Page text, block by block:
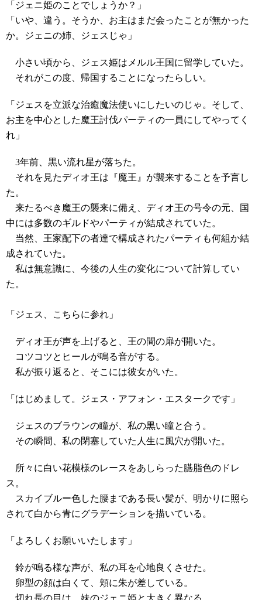
「ジェニ姫のことでしょうか？」
「いや、違う。そうか、お主はまだ会ったことが無かった
か。ジェニの姉、ジェスじゃ」
小さい頃から、ジェス姫はメルル王国に留学していた。
それがこの度、帰国することになったらしい。
「ジェスを立派な治癒魔法使いにしたいのじゃ。そして、
お主を中心とした魔王討伐パーティの一員にしてやってく
れ」
3年前、黒い流れ星が落ちた。
それを見たディオ王は『魔王』が襲来することを予言し
た。
来たるべき魔王の襲来に備え、ディオ王の号令の元、国
中には多数のギルドやパーティが結成されていた。
当然、王家配下の者達で構成されたパーティも何組か結
成されていた。
私は無意識に、今後の人生の変化について計算してい
た。
「ジェス、こちらに参れ」
ディオ王が声を上げると、王の間の扉が開いた。
コツコツとヒールが鳴る音がする。
私が振り返ると、そこには彼女がいた。
「はじめまして。ジェス・アフォン・エスタークです」
ジェスのブラウンの瞳が、私の黒い瞳と合う。
その瞬間、私の閉塞していた人生に風穴が開いた。
所々に白い花模様のレースをあしらった臙脂色のドレ
ス。
スカイブルー色した腰まである長い髪が、明かりに照ら
されて白から青にグラデーションを描いている。
「よろしくお願いいたします」
鈴が鳴る様な声が、私の耳を心地良くさせた。
卵型の顔は白くて、頬に朱が差している。
切れ長の目は、妹のジェニ姫と大きく異なる。